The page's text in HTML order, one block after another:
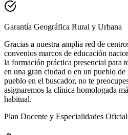
Garantía Geográfica Rural y Urbana
Gracias a nuestra amplia red de
convenios marcos de educación
la formación práctica presencial para
en una gran ciudad o en un pueblo
pueblo en el buscador, no te
asignaremos la clínica homologada
habitual.
Plan Docente y Especialidades